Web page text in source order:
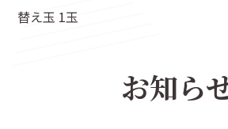
替え玉 1玉
お知ら